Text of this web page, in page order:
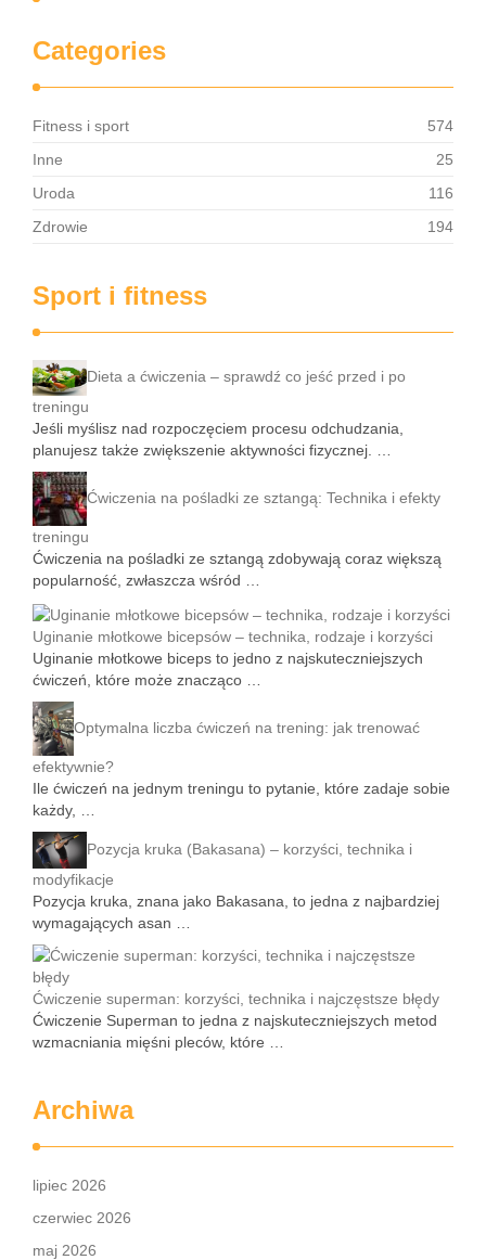
Categories
Fitness i sport
574
Inne
25
Uroda
116
Zdrowie
194
Sport i fitness
Dieta a ćwiczenia – sprawdź co jeść przed i po
treningu
Jeśli myślisz nad rozpoczęciem procesu odchudzania,
planujesz także zwiększenie aktywności fizycznej. …
Ćwiczenia na pośladki ze sztangą: Technika i efekty
treningu
Ćwiczenia na pośladki ze sztangą zdobywają coraz większą
popularność, zwłaszcza wśród …
Uginanie młotkowe bicepsów – technika, rodzaje i korzyści
Uginanie młotkowe biceps to jedno z najskuteczniejszych
ćwiczeń, które może znacząco …
Optymalna liczba ćwiczeń na trening: jak trenować
efektywnie?
Ile ćwiczeń na jednym treningu to pytanie, które zadaje sobie
każdy, …
Pozycja kruka (Bakasana) – korzyści, technika i
modyfikacje
Pozycja kruka, znana jako Bakasana, to jedna z najbardziej
wymagających asan …
Ćwiczenie superman: korzyści, technika i najczęstsze błędy
Ćwiczenie Superman to jedna z najskuteczniejszych metod
wzmacniania mięśni pleców, które …
Archiwa
lipiec 2026
czerwiec 2026
maj 2026